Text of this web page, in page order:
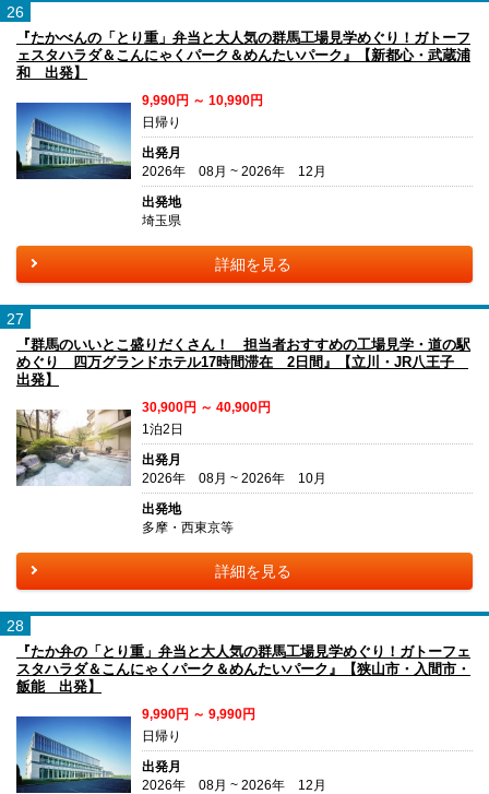
26
『たかべんの「とり重」弁当と大人気の群馬工場見学めぐり！ガトーフ
ェスタハラダ＆こんにゃくパーク＆めんたいパーク』【新都心・武蔵浦
和 出発】
9,990円 ～ 10,990円
日帰り
出発月
2026年 08月 ~ 2026年 12月
出発地
埼玉県
詳細を見る
27
『群馬のいいとこ盛りだくさん！ 担当者おすすめの工場見学・道の駅
めぐり 四万グランドホテル17時間滞在 2日間』【立川・JR八王子
出発】
30,900円 ～ 40,900円
1泊2日
出発月
2026年 08月 ~ 2026年 10月
出発地
多摩・西東京等
詳細を見る
28
『たか弁の「とり重」弁当と大人気の群馬工場見学めぐり！ガトーフェ
スタハラダ＆こんにゃくパーク＆めんたいパーク』【狭山市・入間市・
飯能 出発】
9,990円 ～ 9,990円
日帰り
出発月
2026年 08月 ~ 2026年 12月